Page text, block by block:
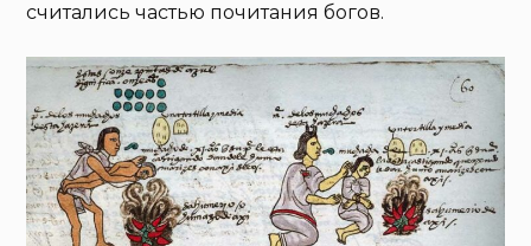
считались частью почитания богов.